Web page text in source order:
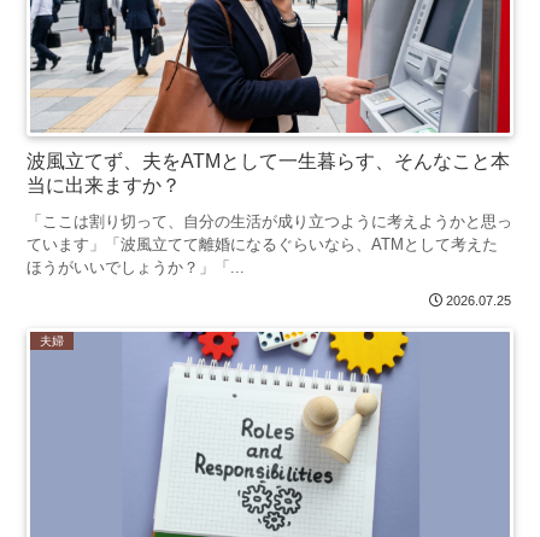
波風立てず、夫をATMとして一生暮らす、そんなこと本
当に出来ますか？
「ここは割り切って、自分の生活が成り立つように考えようかと思っ
ています」「波風立てて離婚になるぐらいなら、ATMとして考えた
ほうがいいでしょうか？」「...
2026.07.25
夫婦